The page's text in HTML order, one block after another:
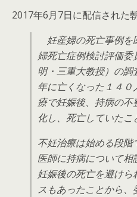
2017年6月7日に配信された
妊産婦の死亡事例を
婦死亡症例検討評価
明・三重大教授）の調
年に亡くなった１４
療で妊娠後、持病の
化し、死亡していたこ
不妊治療は始める段階
医師に持病について
妊娠後の死亡を避け
スもあったことから